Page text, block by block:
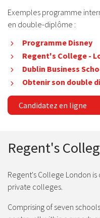
Exemples programme
en double-diplôme :
Programme Disney
Regent's College -
Dublin Business
Obtenir son double
Candidatez en ligne
Regent's
Regent's College London
private colleges.
Comprising of seven